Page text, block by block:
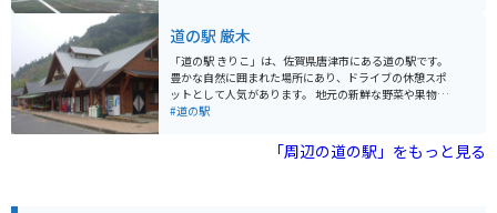
閣など、歴史的な見どころがたくさんあります。また、
春には桜、秋には紅葉と、四季折々の美しい景色を楽し
むことができます。
で、安心してバイクを停めることができます。 道の駅 か
みみね周辺には、観光スポットもいくつかあります。車
で約10分のところには、日本最大級の弥生時代の環濠集
落跡である吉野ヶ里遺跡があります。また、車で約20分
のところには、樹齢約300年の大楠がある武雄神社があ
泊施設もあるので、ゆっくりと観光を楽しむことができ
道の駅 厳木
「道の駅 きりこ」は、佐賀県唐津市にある道の駅です。
豊かな自然に囲まれた場所にあり、ドライブの休憩スポ
ットとして人気があります。 地元の新鮮な野菜や果物が
販売されている直売所は、道の駅 きりこの目玉の一つで
農産物は、お土産としてもおすすめです。 バイクで訪れ
る際は、広々とした駐車場があるので安心です。道の駅
#道の駅
「周辺の道の駅」をもっと見る